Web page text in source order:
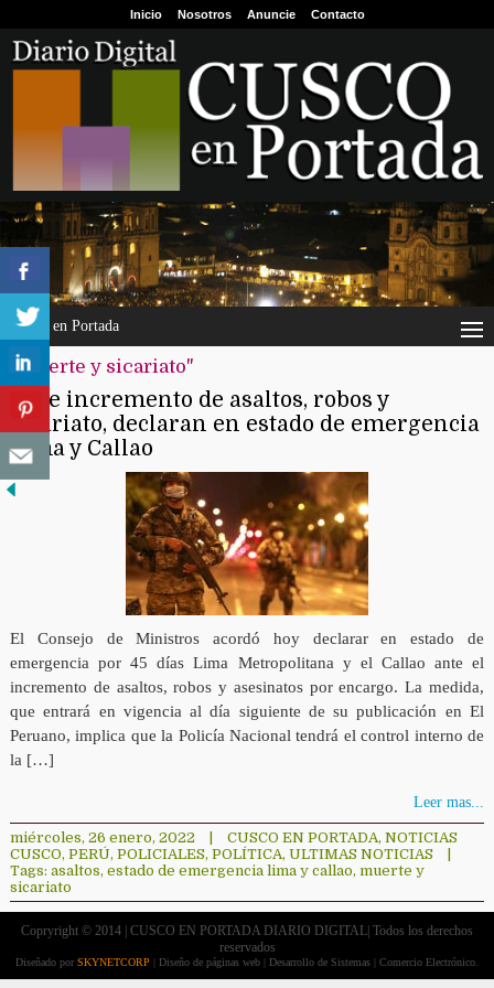
Inicio Nosotros Anuncie Contacto
Cusco en Portada
"muerte y sicariato"
Ante incremento de asaltos, robos y
sicariato, declaran en estado de emergencia
Lima y Callao
El Consejo de Ministros acordó hoy declarar en estado de
emergencia por 45 días Lima Metropolitana y el Callao ante el
incremento de asaltos, robos y asesinatos por encargo. La medida,
que entrará en vigencia al día siguiente de su publicación en El
Peruano, implica que la Policía Nacional tendrá el control interno de
la […]
Leer mas...
miércoles, 26 enero, 2022 CUSCO EN PORTADA, NOTICIAS
CUSCO, PERÚ, POLICIALES, POLÍTICA, ULTIMAS NOTICIAS
Tags: asaltos, estado de emergencia lima y callao, muerte y
sicariato
Copryright © 2014 | CUSCO EN PORTADA DIARIO DIGITAL| Todos los derechos
reservados
Diseñado por SKYNETCORP | Diseño de páginas web | Desarrollo de Sistemas | Comercio Electrónico.